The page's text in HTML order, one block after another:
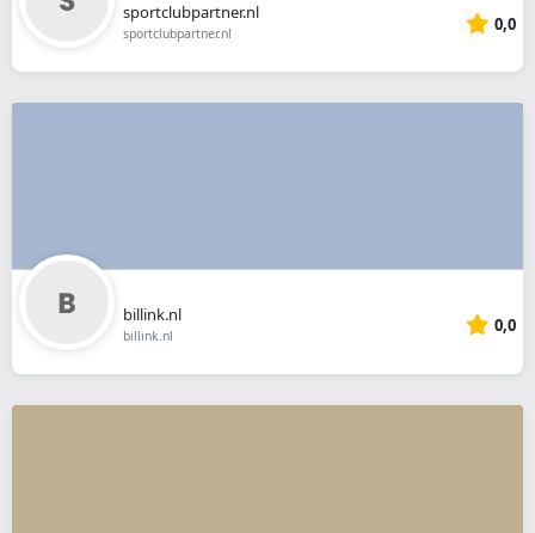
sportclubpartner.nl
sportclubpartner.nl 0,0
billink.nl
billink.nl 0,0